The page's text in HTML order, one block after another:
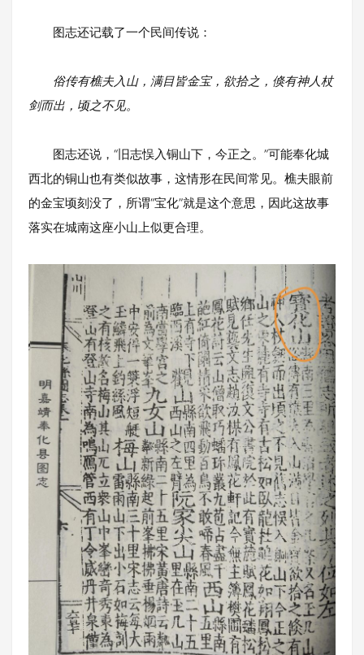
图志还记载了一个民间传说：
俗传有樵夫入山，满目皆金宝，欲拾之，倏有神人杖
剑而出，顷之不见。
图志还说，“旧志悮入铜山下，今正之。”可能奉化城
西北的铜山也有类似故事，这情形在民间常见。樵夫眼前
的金宝顷刻没了，所谓“宝化”就是这个意思，因此这故事
落实在城南这座小山上似更合理。